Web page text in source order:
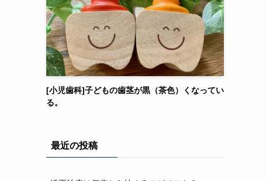
[小児歯科]子どもの歯茎が黒（茶色）くなってい
る。
最近の投稿